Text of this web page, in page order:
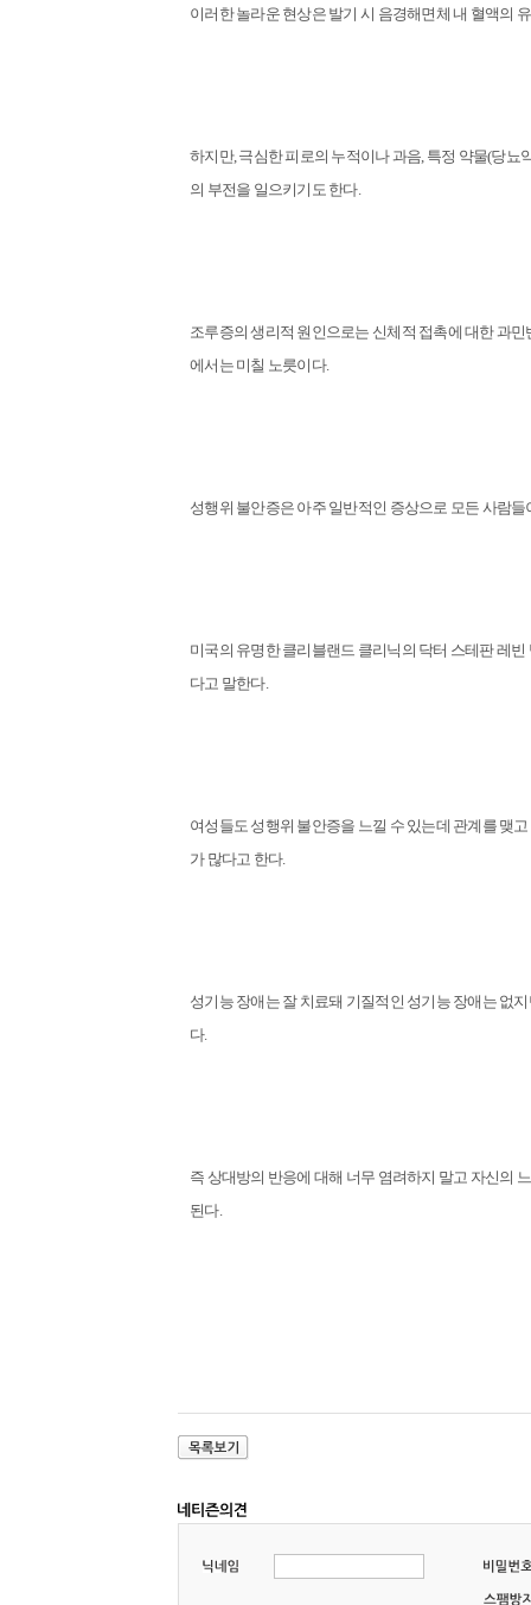
이러한 놀라운 현상은 발기 시 음경해면체 내 혈액의
하지만, 극심한 피로의 누적이나 과음, 특정 약물(당
의 부전을 일으키기도 한다.
조루증의 생리적 원인으로는 신체적 접촉에 대한 과
에서는 미칠 노릇이다.
성행위 불안증은 아주 일반적인 증상으로 모든 사람
미국의 유명한 클리블랜드 클리닉의 닥터 스테판 레
다고 말한다.
여성들도 성행위 불안증을 느낄 수 있는데 관계를 맺
가 많다고 한다.
성기능 장애는 잘 치료돼 기질적인 성기능 장애는 없
다.
즉 상대방의 반응에 대해 너무 염려하지 말고 자신의
된다.